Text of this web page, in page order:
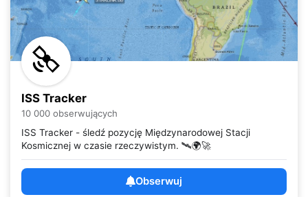
ISS Tracker
10 000 obserwujących
ISS Tracker - śledź pozycję Międzynarodowej Stacji
Kosmicznej w czasie rzeczywistym. 🛰️🌍🚀
Obserwuj